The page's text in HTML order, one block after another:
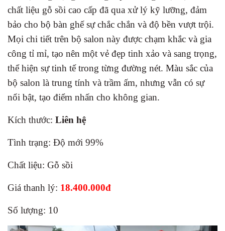
chất liệu gỗ sồi cao cấp đã qua xử lý kỹ lưỡng, đảm
bảo cho bộ bàn ghế sự chắc chắn và độ bền vượt trội.
Mọi chi tiết trên bộ salon này được chạm khắc và gia
công tỉ mỉ, tạo nên một vẻ đẹp tinh xảo và sang trọng,
thể hiện sự tinh tế trong từng đường nét. Màu sắc của
bộ salon là trung tính và trầm ấm, nhưng vẫn có sự
nổi bật, tạo điểm nhấn cho không gian.
Kích thước: Liên hệ
Tình trạng: Độ mới 99%
Chất liệu: Gỗ sồi
Giá thanh lý: 18.400.000đ
Số lượng: 10